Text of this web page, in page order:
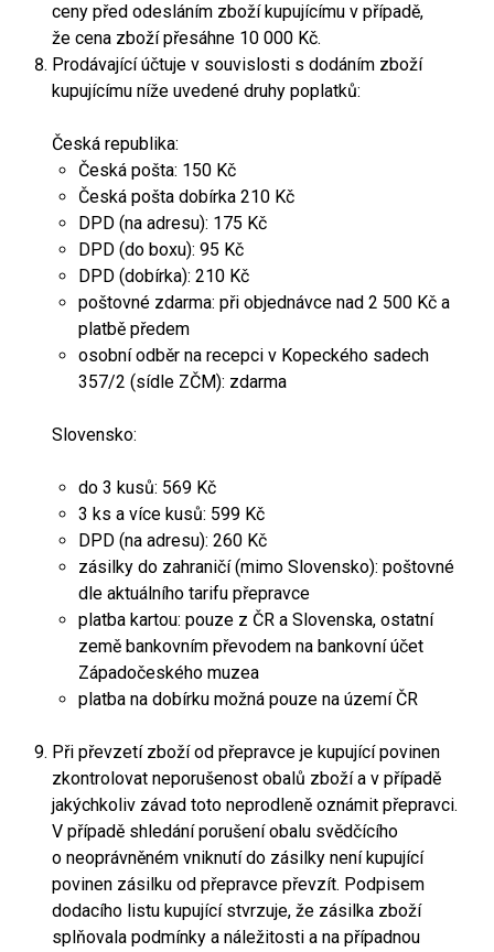
ceny před odesláním zboží kupujícímu v případě,
že cena zboží přesáhne 10 000 Kč.
Prodávající účtuje v souvislosti s dodáním zboží
kupujícímu níže uvedené druhy poplatků:
Česká republika:
Česká pošta: 150 Kč
Česká pošta dobírka 210 Kč
DPD (na adresu): 175 Kč
DPD (do boxu): 95 Kč
DPD (dobírka): 210 Kč
poštovné zdarma: při objednávce nad 2 500 Kč a
platbě předem
osobní odběr na recepci v Kopeckého sadech
357/2 (sídle ZČM): zdarma
Slovensko:
do 3 kusů: 569 Kč
3 ks a více kusů: 599 Kč
DPD (na adresu): 260 Kč
zásilky do zahraničí (mimo Slovensko): poštovné
dle aktuálního tarifu přepravce
platba kartou: pouze z ČR a Slovenska, ostatní
země bankovním převodem na bankovní účet
Západočeského muzea
platba na dobírku možná pouze na území ČR
Při převzetí zboží od přepravce je kupující povinen
zkontrolovat neporušenost obalů zboží a v případě
jakýchkoliv závad toto neprodleně oznámit přepravci.
V případě shledání porušení obalu svědčícího
o neoprávněném vniknutí do zásilky není kupující
povinen zásilku od přepravce převzít. Podpisem
dodacího listu kupující stvrzuje, že zásilka zboží
splňovala podmínky a náležitosti a na případnou